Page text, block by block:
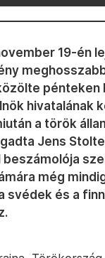
19-én
pénteken
hivatalának
a török
Jens
még
svédek és a